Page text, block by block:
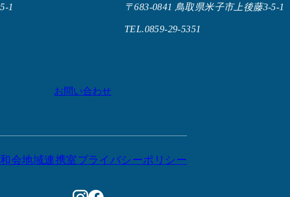
1 〒683-0841 鳥取県米子市上後藤3-5-1
TEL.0859-29-5351
お問い合わせ
会地域連携室プライバシーポリシー